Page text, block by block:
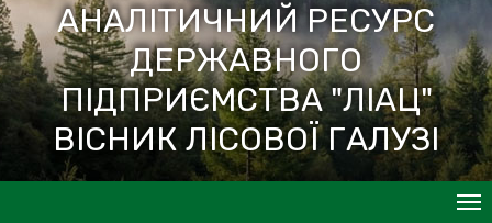
АНАЛІТИЧНИЙ РЕСУРС
ДЕРЖАВНОГО
ПІДПРИЄМСТВА "ЛІАЦ"
ВІСНИК ЛІСОВОЇ ГАЛУЗІ